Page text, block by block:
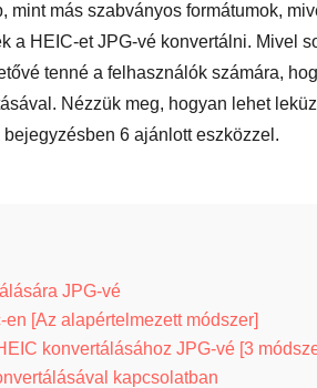
mint más szabványos formátumok,
a HEIC-et JPG-vé konvertálni. Mivel
tenné a felhasználók számára,
Nézzük meg, hogyan lehet
6 ajánlott eszközzel.
JPG-vé
[Az alapértelmezett módszer]
konvertálásához JPG-vé [3
kapcsolatban